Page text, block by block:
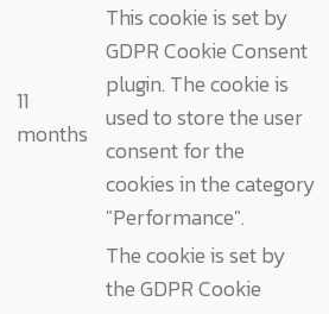
11
months
This cookie is set by
GDPR Cookie Consent
plugin. The cookie is
used to store the user
consent for the
cookies in the category
"Performance".
The cookie is set by
the GDPR Cookie